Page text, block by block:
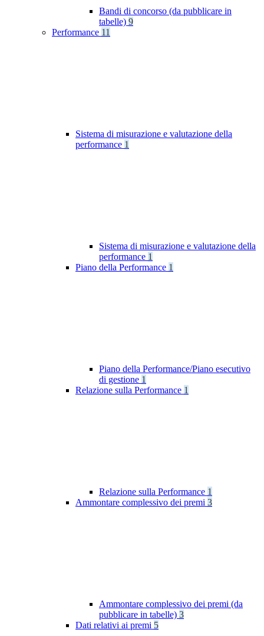
Bandi di concorso (da pubblicare in
tabelle) 9
Performance 11
Sistema di misurazione e valutazione della
performance 1
Sistema di misurazione e valutazione della
performance 1
Piano della Performance 1
Piano della Performance/Piano esecutivo
di gestione 1
Relazione sulla Performance 1
Relazione sulla Performance 1
Ammontare complessivo dei premi 3
Ammontare complessivo dei premi (da
pubblicare in tabelle) 3
Dati relativi ai premi 5